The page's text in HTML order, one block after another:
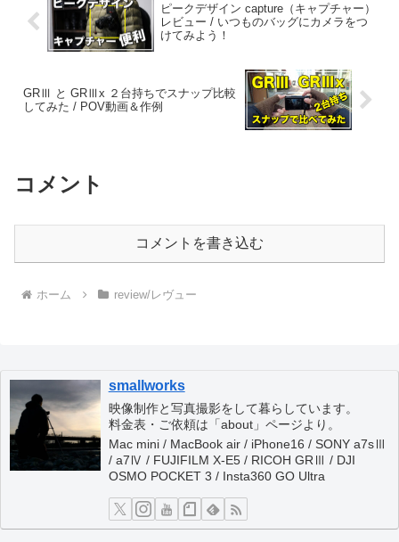
ピークデザイン capture（キャプチャー）
レビュー / いつものバッグにカメラをつ
けてみよう！
GRⅢ と GRⅢx ２台持ちでスナップ比較
してみた / POV動画＆作例
コメント
コメントを書き込む
ホーム review/レヴュー
smallworks
映像制作と写真撮影をして暮らしています。
料金表・ご依頼は「about」ページより。
Mac mini / MacBook air / iPhone16 / SONY a7sⅢ
/ a7Ⅳ / FUJIFILM X-E5 / RICOH GRⅢ / DJI
OSMO POCKET 3 / Insta360 GO Ultra